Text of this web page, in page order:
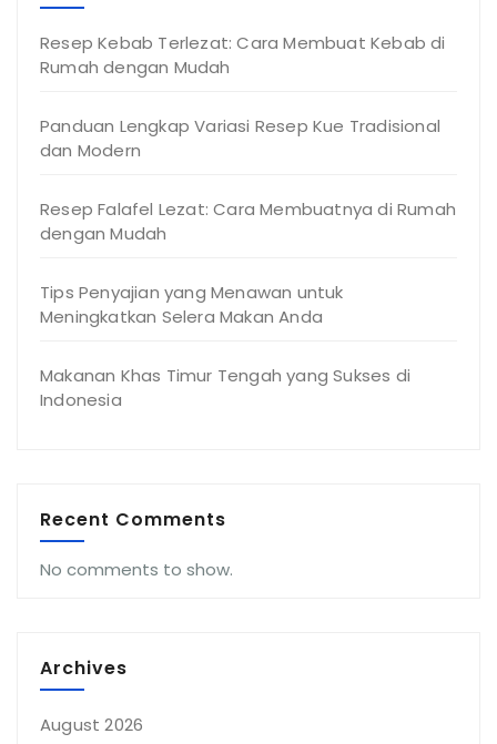
Resep Kebab Terlezat: Cara Membuat Kebab di
Rumah dengan Mudah
Panduan Lengkap Variasi Resep Kue Tradisional
dan Modern
Resep Falafel Lezat: Cara Membuatnya di Rumah
dengan Mudah
Tips Penyajian yang Menawan untuk
Meningkatkan Selera Makan Anda
Makanan Khas Timur Tengah yang Sukses di
Indonesia
Recent Comments
No comments to show.
Archives
August 2026